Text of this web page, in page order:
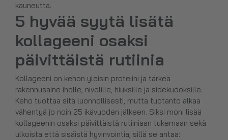
kauneutta.
5 hyvää syytä lisätä
kollageeni osaksi
päivittäistä rutiinia
Kollageeni on kehon yleisin proteiini ja tärkeä
rakennusaine iholle, nivelille, hiuksille ja sidekudoksille.
Keho tuottaa sitä luonnollisesti, mutta tuotanto alkaa
vähentyä jo noin 25 ikävuoden jälkeen. Siksi moni lisää
kollageenin osaksi päivittäistä rutiiniaan tukemaan sekä
ulkoista että sisäistä hyvinvointia, sillä se antaa: